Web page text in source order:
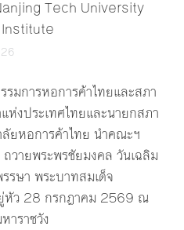
Tech University
รมการหอการค้าไทยและสภา
ห่งประเทศไทยและนายกสภา
ยหอการค้าไทย นำคณะฯ
วายพระพรชัยมงคล วันเฉลิม
รษา พระบาทสมเด็จ
หัว 28 กรกฎาคม 2569 ณ
าราชวัง